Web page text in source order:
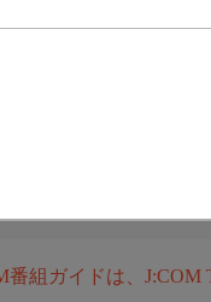
番組ガイドは、